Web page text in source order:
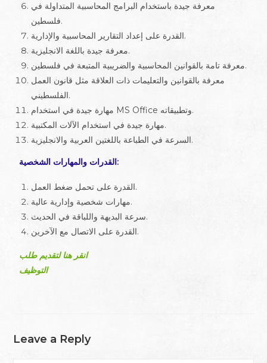
معرفة جيدة باستخدام البرامج المحاسبية المتداولة في
فلسطين.
القدرة على إعداد التقارير المحاسبية والإدارية.
معرفة جيدة باللغة الانجليزية.
معرفة تامة بالقوانين المحاسبية والضريبية المتبعة في فلسطين.
معرفة بالقوانين والتعليمات ذات العلاقة مثل قانون العمل
الفلسطيني.
مهارة جيدة في استخدام MS Office وتطبيقاته.
مهارة جيدة في استخدام الآلات المكتبية.
السرعة في الطباعة باللغتين العربية والانجليزية.
القدرات والمهارات الشخصية:
القدرة على تحمل ضغط العمل.
مهارات شخصية وإدارية عالية.
سرعة البديهة واللباقة في الحديث.
القدرة على الاتصال مع الآخرين.
انقر هنا لتقديم طلب
التوظيف
Leave a Reply